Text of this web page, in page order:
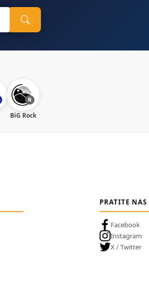
BiG Rock
PRATITE NAS
Facebook
Instagram
X / Twitter